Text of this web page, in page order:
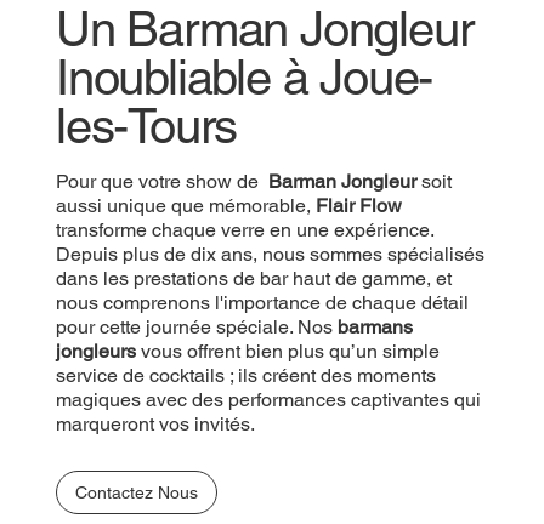
Un Barman Jongleur
Inoubliable à Joue-
les-Tours
Pour que votre show de Barman Jongleursoit
aussi unique que mémorable, Flair Flow
transforme chaque verre en une expérience.
Depuis plus de dix ans, nous sommes spécialisés
dans les prestations de bar haut de gamme, et
nous comprenons l'importance de chaque détail
pour cette journée spéciale. Nos barmans
jongleursvous offrent bien plus qu’un simple
service de cocktails ; ils créent des moments
magiques avec des performances captivantes qui
marqueront vos invités.
Contactez Nous